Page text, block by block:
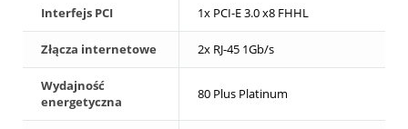
Interfejs PCI 1x PCI-E 3.0 x8 FHHL
Złącza internetowe 2x RJ-45 1Gb/s
Wydajność
energetyczna
80 Plus Platinum